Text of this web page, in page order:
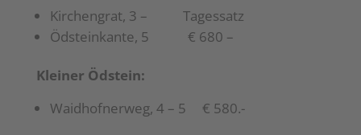
Kirchengrat, 3 – Tagessatz
Ödsteinkante, 5 € 680 –
Kleiner Ödstein:
Waidhofnerweg, 4 – 5 € 580.-